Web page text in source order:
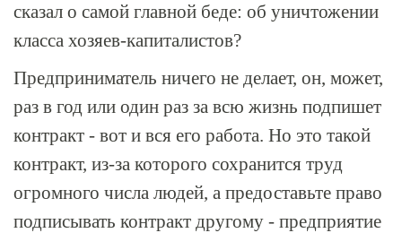
сказал о самой главной беде: об уничтожении
класса хозяев-капиталистов?
Предприниматель ничего не делает, он, может,
раз в год или один раз за всю жизнь подпишет
контракт - вот и вся его работа. Но это такой
контракт, из-за которого сохранится труд
огромного числа людей, а предоставьте право
подписывать контракт другому - предприятие